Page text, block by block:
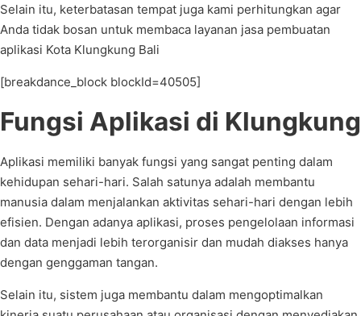
Selain itu, keterbatasan tempat juga kami perhitungkan agar
Anda tidak bosan untuk membaca layanan jasa pembuatan
aplikasi Kota Klungkung Bali
[breakdance_block blockId=40505]
Fungsi Aplikasi di Klungkung
Aplikasi memiliki banyak fungsi yang sangat penting dalam
kehidupan sehari-hari. Salah satunya adalah membantu
manusia dalam menjalankan aktivitas sehari-hari dengan lebih
efisien. Dengan adanya aplikasi, proses pengelolaan informasi
dan data menjadi lebih terorganisir dan mudah diakses hanya
dengan genggaman tangan.
Selain itu, sistem juga membantu dalam mengoptimalkan